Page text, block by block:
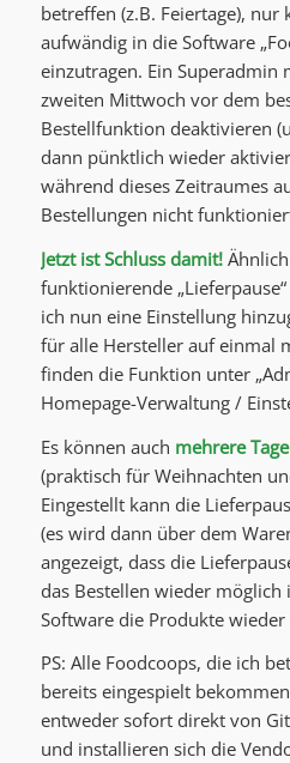
betreffen (z.B. Feiertage),
aufwändig in die Software
einzutragen. Ein Superadmin
zweiten Mittwoch vor dem
Bestellfunktion deaktivieren
dann pünktlich wieder
während dieses Zeitraumes
Bestellungen nicht
Jetzt ist Schluss damit!
funktionierende
ich nun eine Einstellung
für alle Hersteller auf einmal
finden die Funktion unter
Homepage-Verwaltung /
Es können auch mehrere Tage
(praktisch für Weihnachten
Eingestellt kann die
(es wird dann über dem
angezeigt, dass die
das Bestellen wieder
Software die Produkte
PS: Alle Foodcoops, die ich
bereits eingespielt
entweder sofort direkt von
und installieren sich die